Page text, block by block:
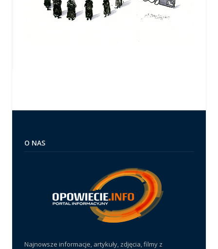
O NAS
Najnowsze informacje, artykuły, zdjęcia, filmy z